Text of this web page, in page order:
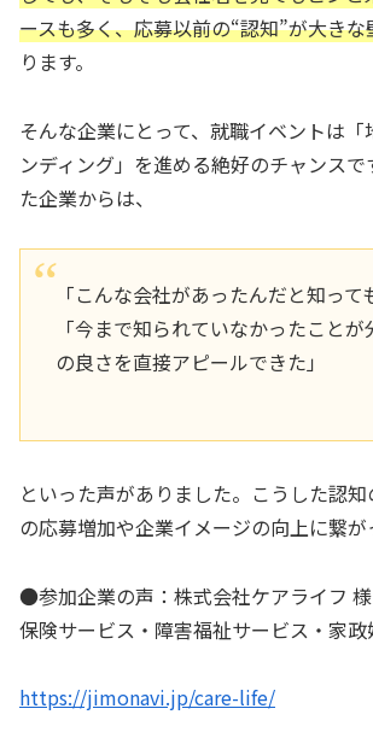
ースも多く、応募以前の“認知”が大きな
ります。
そんな企業にとって、就職イベントは「
ンディング」を進める絶好のチャンスで
た企業からは、
「こんな会社があったんだと知って
「今まで知られていなかったこと
の良さを直接アピールできた」
といった声がありました。こうした認
の応募増加や企業イメージの向上に繋が
●参加企業の声：株式会社ケアライフ
保険サービス・障害福祉サービス・家政
https://jimonavi.jp/care-life/